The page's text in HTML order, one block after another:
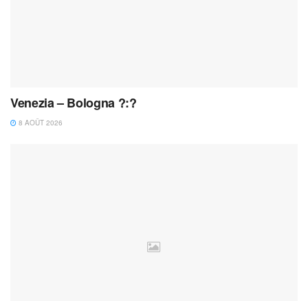
Venezia – Bologna ?:?
8 AOÛT 2026